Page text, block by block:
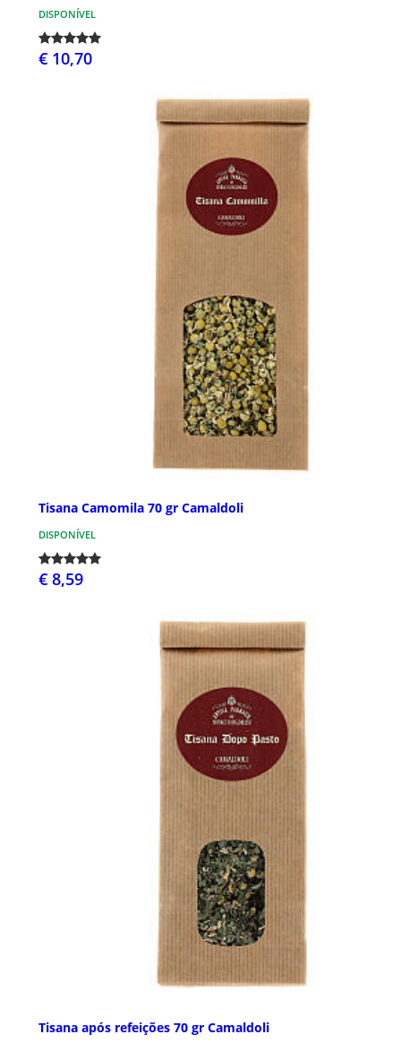
DISPONÍVEL
€ 10,70
Tisana Camomila 70 gr Camaldoli
DISPONÍVEL
€ 8,59
Tisana após refeições 70 gr Camaldoli